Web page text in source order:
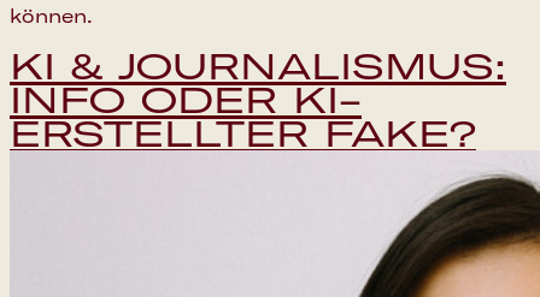
können.
KI & JOURNALISMUS:
INFO ODER KI-
ERSTELLTER FAKE?